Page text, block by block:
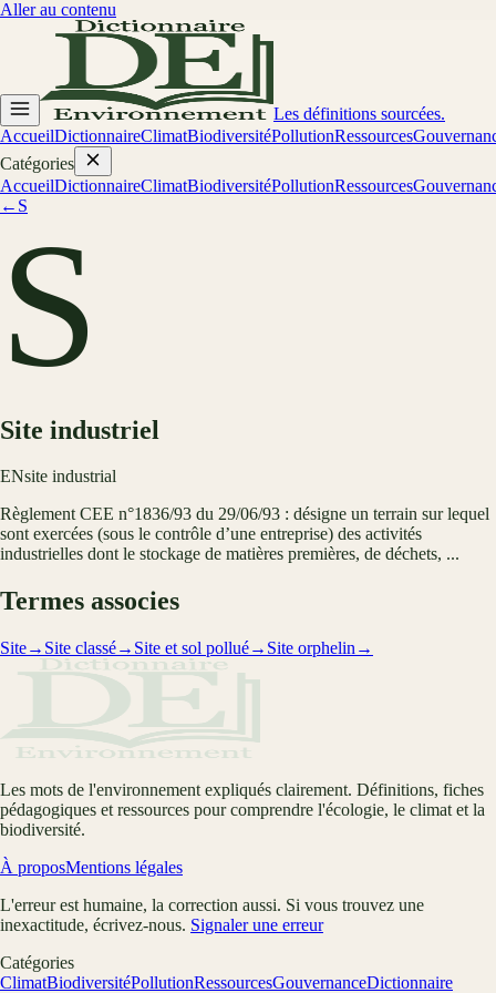
Aller au contenu
Les définitions sourcées.
AccueilDictionnaireClimatBiodiversitéPollutionRessources
Catégories
AccueilDictionnaireClimatBiodiversitéPollutionRessources
← S
S
Site industriel
ENsite industrial
Règlement CEE n°1836/93 du 29/06/93 : désigne un terrain sur lequel
sont exercées (sous le contrôle d’une entreprise) des activités
industrielles dont le stockage de matières premières, de déchets, ...
Termes associes
Site→ Site classé→ Site et sol pollué→ Site orphelin →
Les mots de l'environnement expliqués clairement. Définitions, fiches
pédagogiques et ressources pour comprendre l'écologie, le climat et la
biodiversité.
À proposMentions légales
L'erreur est humaine, la correction aussi. Si vous trouvez une
inexactitude, écrivez-nous. Signaler une erreur
Catégories
ClimatBiodiversitéPollutionRessourcesGouvernanceDictionnaire